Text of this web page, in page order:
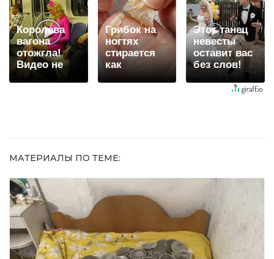
видят...
Королева
вагона
отожгла!
Видео не
оставит
Грибок на
ногтях
стирается
как
ластиком!
Этот танец
невесты
оставит вас
без слов!
Пересмотрела
МАТЕРИАЛЫ ПО ТЕМЕ: